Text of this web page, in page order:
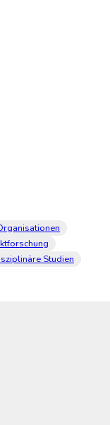
Studien